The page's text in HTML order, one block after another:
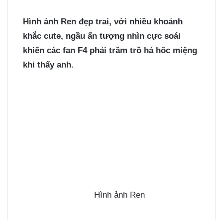
Hình ảnh Ren đẹp trai, với nhiều khoảnh
khắc cute, ngầu ấn tượng nhìn cực soái
khiến các fan F4 phải trầm trồ há hốc miệng
khi thấy anh.
Hình ảnh Ren